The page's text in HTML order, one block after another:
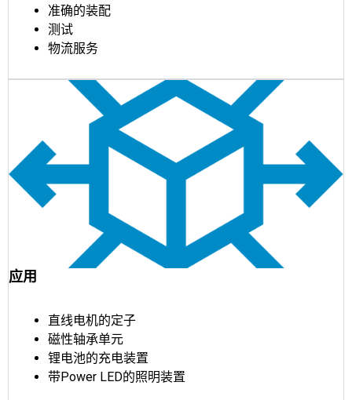
准确的装配
测试
物流服务
应用
直线电机的定子
磁性轴承单元
锂电池的充电装置
带Power LED的照明装置